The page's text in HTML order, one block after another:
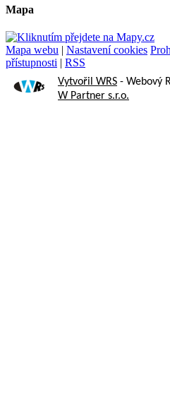
Mapa
Mapa webu | Nastavení cookies
přístupnosti | RSS
Vytvořil WRS - Webový
W Partner s.r.o.